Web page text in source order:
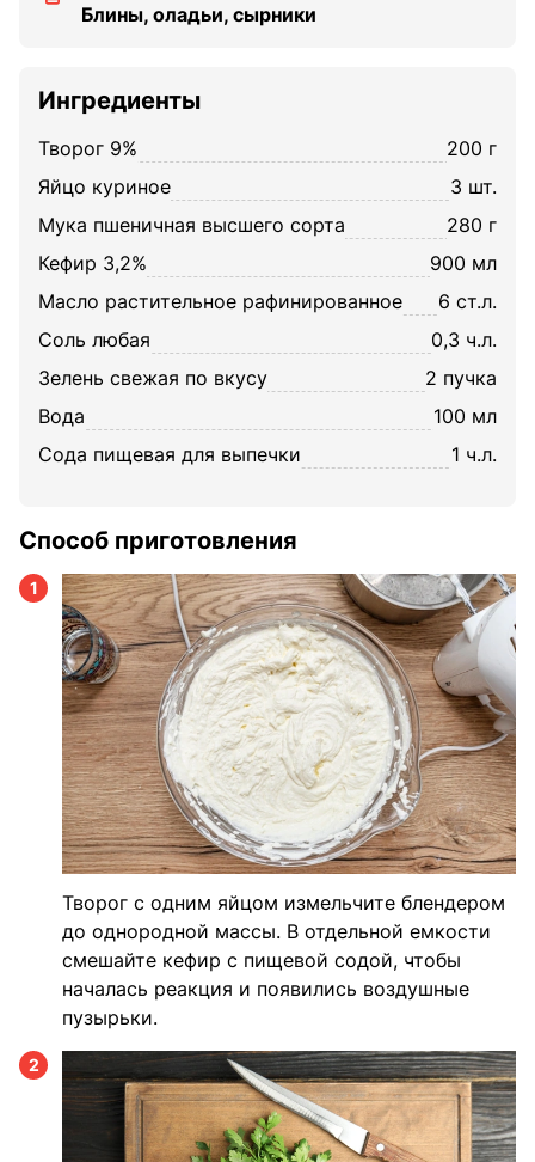
Блины, оладьи, сырники
Ингредиенты
творог 9%
200 г
яйцо куриное
3 шт.
мука пшеничная высшего сорта
280 г
кефир 3,2%
900 мл
масло растительное рафинированное
6 ст.л.
соль любая
0,3 ч.л.
зелень свежая по вкусу
2 пучка
вода
100 мл
сода пищевая для выпечки
1 ч.л.
Способ приготовления
1
Творог с одним яйцом измельчите блендером
до однородной массы. В отдельной емкости
смешайте кефир с пищевой содой, чтобы
началась реакция и появились воздушные
пузырьки.
2